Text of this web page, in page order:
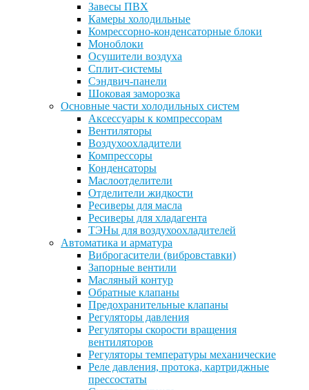
Завесы ПВХ
Камеры холодильные
Комрессорно-конденсаторные блоки
Моноблоки
Осушители воздуха
Сплит-системы
Сэндвич-панели
Шоковая заморозка
Основные части холодильных систем
Аксессуары к компрессорам
Вентиляторы
Воздухоохладители
Компрессоры
Конденсаторы
Маслоотделители
Отделители жидкости
Ресиверы для масла
Ресиверы для хладагента
ТЭНы для воздухоохладителей
Автоматика и арматура
Виброгасители (вибровставки)
Запорные вентили
Масляный контур
Обратные клапаны
Предохранительные клапаны
Регуляторы давления
Регуляторы скорости вращения
вентиляторов
Регуляторы температуры механические
Реле давления, протока, картриджные
прессостаты